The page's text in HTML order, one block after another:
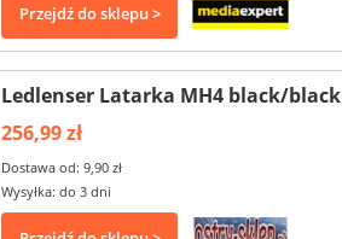
Przejdź do sklepu >
Ledlenser Latarka MH4 black/black
256,99 zł
Dostawa od: 9,90 zł
Wysyłka: do 3 dni